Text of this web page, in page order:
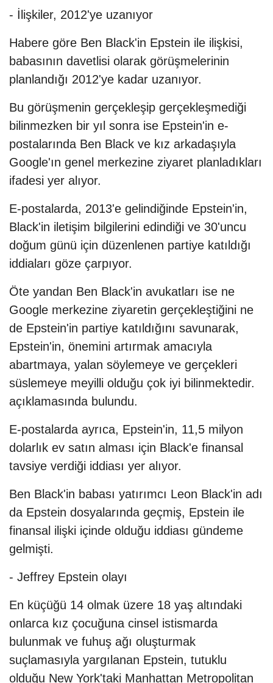
- İlişkiler, 2012'ye uzanıyor
Habere göre Ben Black'in Epstein ile ilişkisi,
babasının davetlisi olarak görüşmelerinin
planlandığı 2012'ye kadar uzanıyor.
Bu görüşmenin gerçekleşip gerçekleşmediği
bilinmezken bir yıl sonra ise Epstein'in e-
postalarında Ben Black ve kız arkadaşıyla
Google'ın genel merkezine ziyaret planladıkları
ifadesi yer alıyor.
E-postalarda, 2013'e gelindiğinde Epstein'in,
Black'in iletişim bilgilerini edindiği ve 30'uncu
doğum günü için düzenlenen partiye katıldığı
iddiaları göze çarpıyor.
Öte yandan Ben Black'in avukatları ise ne
Google merkezine ziyaretin gerçekleştiğini ne
de Epstein'in partiye katıldığını savunarak,
Epstein'in, önemini artırmak amacıyla
abartmaya, yalan söylemeye ve gerçekleri
süslemeye meyilli olduğu çok iyi bilinmektedir.
açıklamasında bulundu.
E-postalarda ayrıca, Epstein'in, 11,5 milyon
dolarlık ev satın alması için Black'e finansal
tavsiye verdiği iddiası yer alıyor.
Ben Black'in babası yatırımcı Leon Black'in adı
da Epstein dosyalarında geçmiş, Epstein ile
finansal ilişki içinde olduğu iddiası gündeme
gelmişti.
- Jeffrey Epstein olayı
En küçüğü 14 olmak üzere 18 yaş altındaki
onlarca kız çocuğuna cinsel istismarda
bulunmak ve fuhuş ağı oluşturmak
suçlamasıyla yargılanan Epstein, tutuklu
olduğu New York'taki ​​​Manhattan Metropolitan